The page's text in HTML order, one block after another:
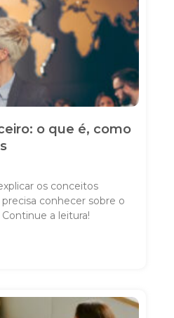
o que é, como
os conceitos
conhecer sobre o
a leitura!